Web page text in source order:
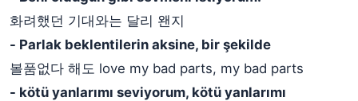
화려했던 기대와는 달리 왠지
- Parlak beklentilerin aksine, bir şekilde
볼품없다 해도 love my bad parts, my bad parts
- kötü yanlarımı seviyorum, kötü yanlarımı